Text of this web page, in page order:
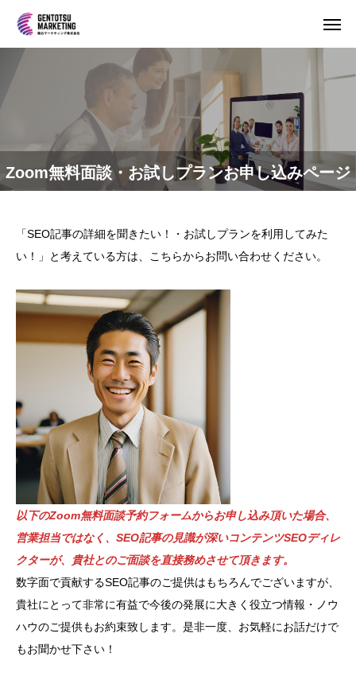
Zoom無料面談・お試しプランお申し込みページ
「SEO記事の詳細を聞きたい！・お試しプランを利用してみた
い！」と考えている方は、こちらからお問い合わせください。
以下のZoom無料面談予約フォームからお申し込み頂いた場合、
営業担当ではなく、SEO記事の見識が深いコンテンツSEOディレ
クターが、貴社とのご面談を直接務めさせて頂きます。
数字面で貢献するSEO記事のご提供はもちろんでございますが、
貴社にとって非常に有益で今後の発展に大きく役立つ情報・ノウ
ハウのご提供もお約束致します。是非一度、お気軽にお話だけで
もお聞かせ下さい！